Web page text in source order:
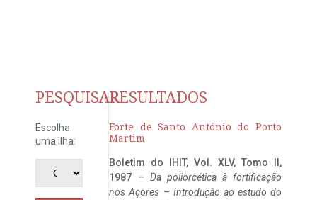
PESQUISAR
Escolha
uma ilha:
RESULTADOS
Forte de Santo António do Porto
Martim
Boletim do IHIT, Vol. XLV, Tomo II,
1987 – Da poliorcética à fortificação
nos Açores – Introdução ao estudo do